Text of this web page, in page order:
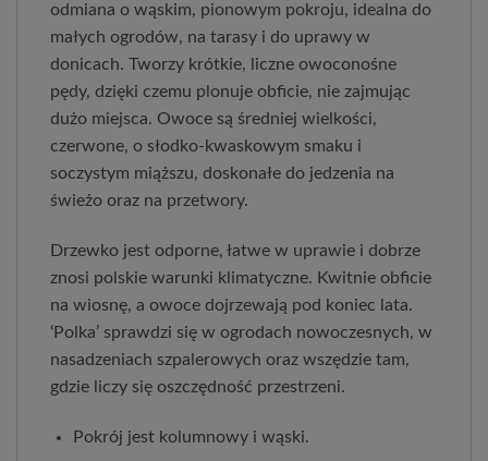
odmiana o wąskim, pionowym pokroju, idealna do
małych ogrodów, na tarasy i do uprawy w
donicach. Tworzy krótkie, liczne owoconośne
pędy, dzięki czemu plonuje obficie, nie zajmując
dużo miejsca. Owoce są średniej wielkości,
czerwone, o słodko‑kwaskowym smaku i
soczystym miąższu, doskonałe do jedzenia na
świeżo oraz na przetwory.
Drzewko jest odporne, łatwe w uprawie i dobrze
znosi polskie warunki klimatyczne. Kwitnie obficie
na wiosnę, a owoce dojrzewają pod koniec lata.
‘Polka’ sprawdzi się w ogrodach nowoczesnych, w
nasadzeniach szpalerowych oraz wszędzie tam,
gdzie liczy się oszczędność przestrzeni.
Pokrój jest kolumnowy i wąski.